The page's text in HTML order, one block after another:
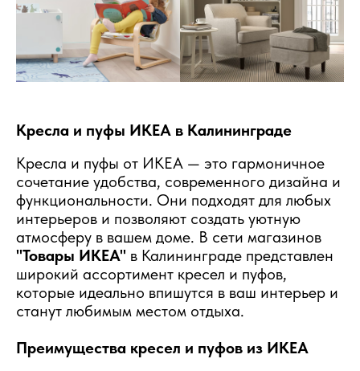
Кресла и пуфы ИКЕА в Калининграде
Кресла и пуфы от ИКЕА — это гармоничное
сочетание удобства, современного дизайна и
функциональности. Они подходят для любых
интерьеров и позволяют создать уютную
атмосферу в вашем доме. В сети магазинов
"Товары ИКЕА" в Калининграде представлен
широкий ассортимент кресел и пуфов,
которые идеально впишутся в ваш интерьер и
станут любимым местом отдыха.
Преимущества кресел и пуфов из ИКЕА